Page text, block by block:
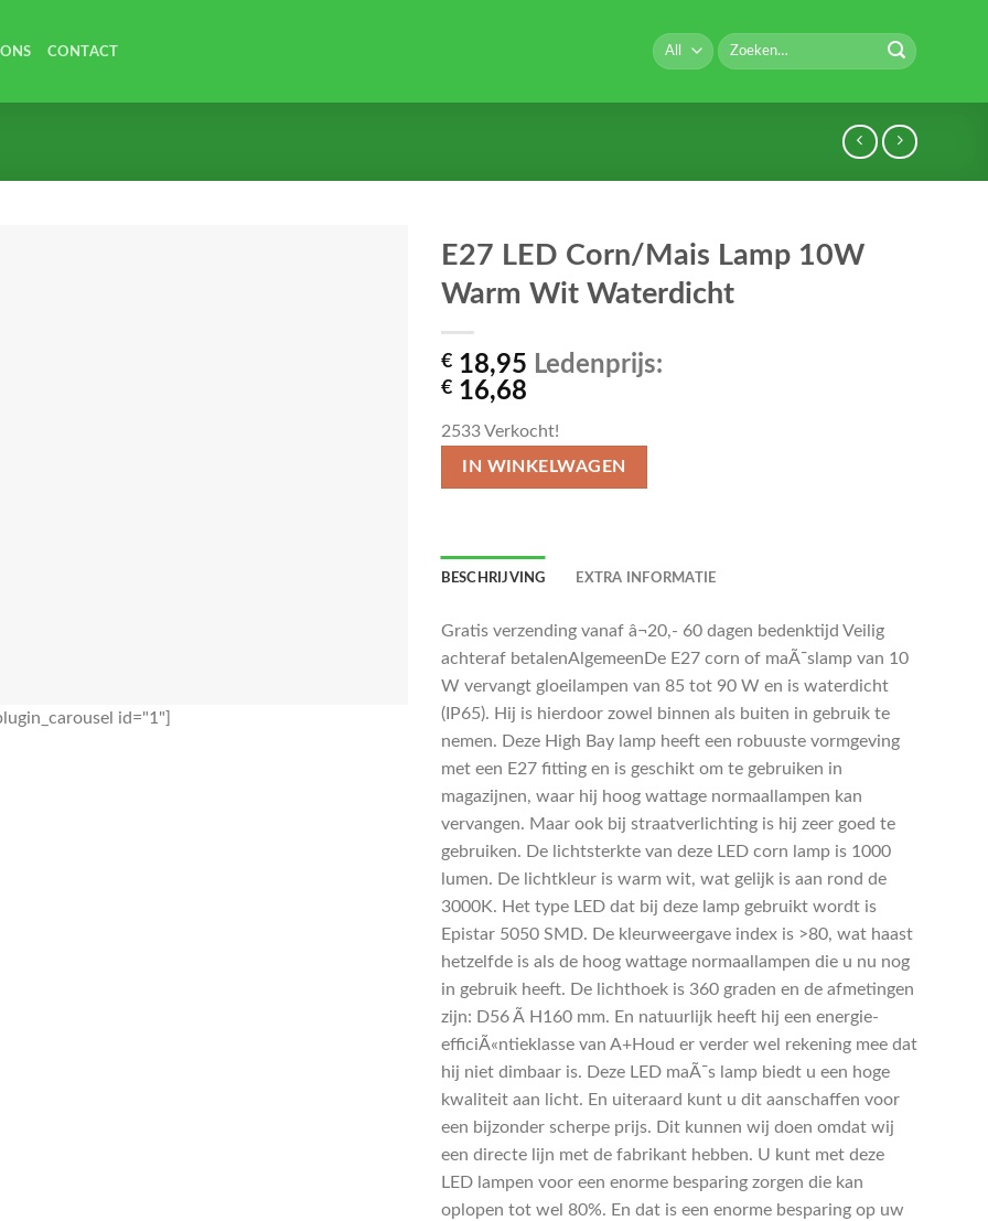
CONTACT
Zoeken
naar:
id="1"]
E27 LED Corn/Mais Lamp 10W
Warm Wit Waterdicht
€18,95 Ledenprijs:
€16,68
2533 Verkocht!
IN WINKELWAGEN
BESCHRIJVING EXTRA INFORMATIE
Gratis verzending vanaf â¬20,- 60 dagen bedenktijd Veilig
achteraf betalenAlgemeenDe E27 corn of maÃ¯slamp van 10
W vervangt gloeilampen van 85 tot 90 W en is waterdicht
(IP65). Hij is hierdoor zowel binnen als buiten in gebruik te
nemen. Deze High Bay lamp heeft een robuuste vormgeving
met een E27 fitting en is geschikt om te gebruiken in
magazijnen, waar hij hoog wattage normaallampen kan
vervangen. Maar ook bij straatverlichting is hij zeer goed te
gebruiken. De lichtsterkte van deze LED corn lamp is 1000
lumen. De lichtkleur is warm wit, wat gelijk is aan rond de
3000K. Het type LED dat bij deze lamp gebruikt wordt is
Epistar 5050 SMD. De kleurweergave index is >80, wat haast
hetzelfde is als de hoog wattage normaallampen die u nu nog
in gebruik heeft. De lichthoek is 360 graden en de afmetingen
zijn: D56 Ã H160 mm. En natuurlijk heeft hij een energie-
efficiÃ«ntieklasse van A+Houd er verder wel rekening mee dat
hij niet dimbaar is. Deze LED maÃ¯s lamp biedt u een hoge
kwaliteit aan licht. En uiteraard kunt u dit aanschaffen voor
een bijzonder scherpe prijs. Dit kunnen wij doen omdat wij
een directe lijn met de fabrikant hebben. U kunt met deze
LED lampen voor een enorme besparing zorgen die kan
oplopen tot wel 80%. En dat is een enorme besparing op uw